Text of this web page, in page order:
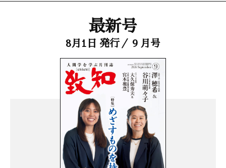
最新号
8月1日 発行／ 9 月号